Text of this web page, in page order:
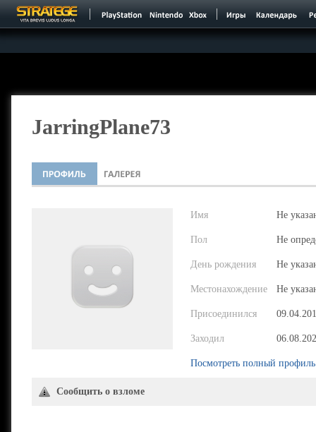
JarringPlane73
Имя Не
Пол Не
День рождения Не
Местонахождение Не
Присоединился
Заходил
Посмотреть полный профиль
Сообщить о взломе